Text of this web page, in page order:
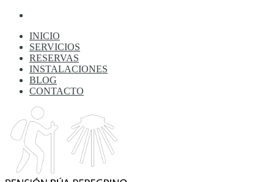
INICIO
SERVICIOS
RESERVAS
INSTALACIONES
BLOG
CONTACTO